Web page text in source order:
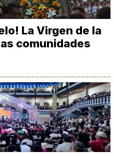
La Virgen de la
comunidades